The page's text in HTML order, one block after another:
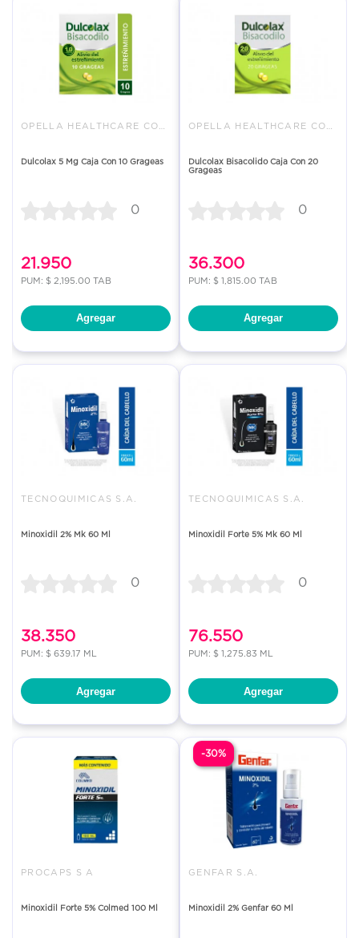
Dulcolax 5 Mg Caja Con 10 Grageas
0
21.950
PUM: $ 2,195.00 TAB
Agregar
Dulcolax Bisacolido Caja Con 20
Grageas
0
36.300
PUM: $ 1,815.00 TAB
Agregar
TECNOQUIMICAS S.A.
Minoxidil 2% Mk 60 Ml
0
38.350
PUM: $ 639.17 ML
Agregar
TECNOQUIMICAS S.A.
Minoxidil Forte 5% Mk 60 Ml
0
76.550
PUM: $ 1,275.83 ML
Agregar
PROCAPS S A
Minoxidil Forte 5% Colmed 100 Ml
GENFAR S.A.
Minoxidil 2% Genfar 60 Ml
-30%